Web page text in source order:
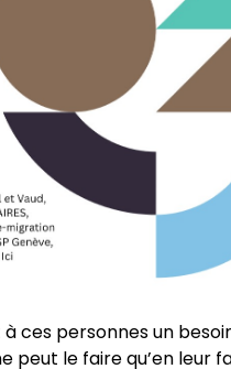
à ces personnes un
peut le faire qu’en